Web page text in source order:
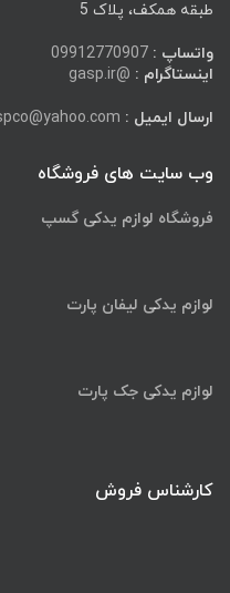
طبقه همکف، پلاک 5
واتساپ : 09912770907
اینستاگرام : @gasp.ir
ارسال ایمیل :
وب سایت های فروشگاه
فروشگاه لوازم یدکی گسپ
لوازم یدکی لیفان پارت
لوازم یدکی جک پارت
کارشناس فروش